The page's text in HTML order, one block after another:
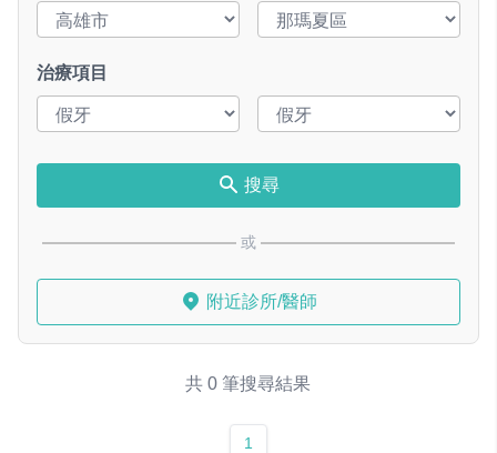
治療項目
搜尋
或
附近診所/醫師
共 0 筆搜尋結果
1